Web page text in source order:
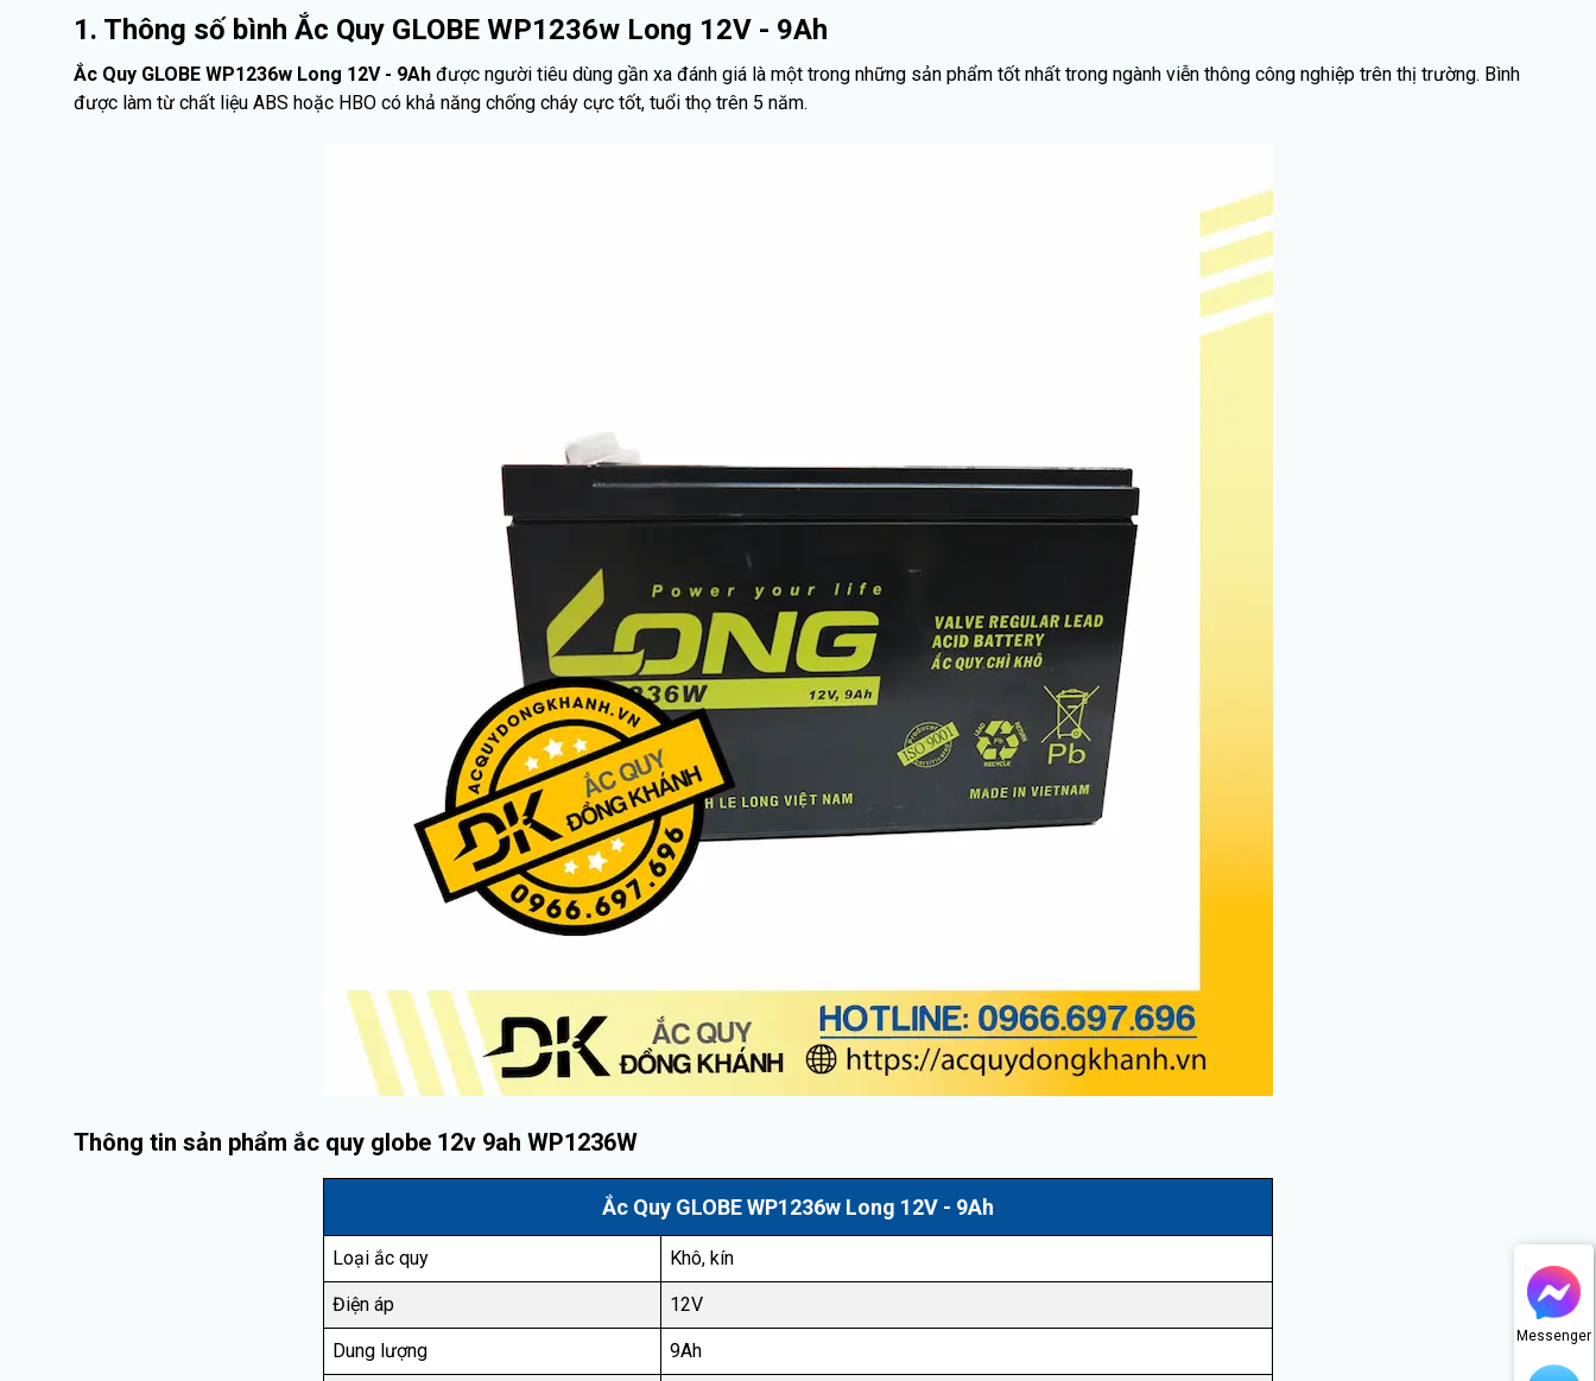
Messenger
1. Thông số bình Ắc Quy GLOBE WP1236w Long 12V - 9Ah
Ắc Quy GLOBE WP1236w Long 12V - 9Ah được người tiêu dùng gần xa đánh giá là một trong những sản phẩm tốt nhất trong ngành viễn thông công nghiệp trên thị trường. Bình
được làm từ chất liệu ABS hoặc HBO có khả năng chống cháy cực tốt, tuổi thọ trên 5 năm.
Thông tin sản phẩm ắc quy globe 12v 9ah WP1236W
Ắc Quy GLOBE WP1236w Long 12V - 9Ah
Loại ắc quy Khô, kín
Điện áp 12V
Dung lượng 9Ah